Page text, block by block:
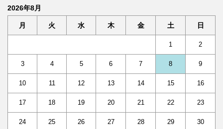
2026年8月
月 火 水 木 金 土 日
1 2
3 4 5 6 7 8 9
10 11 12 13 14 15 16
17 18 19 20 21 22 23
24 25 26 27 28 29 30